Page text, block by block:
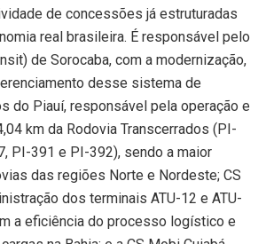
de concessões já estruturadas
real brasileira. É responsável pelo
de Sorocaba, com a modernização,
desse sistema de
do Piauí, responsável pela operação e
km da Rodovia Transcerrados (PI-
PI-391 e PI-392), sendo a maior
das regiões Norte e Nordeste; CS
dos terminais ATU-12 e ATU-
a eficiência do processo logístico e